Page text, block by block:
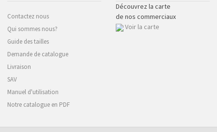
Contactez nous
Qui sommes nous?
Guide des tailles
Demande de catalogue
Livraison
SAV
Manuel d'utilisation
Notre catalogue en PDF
Découvrez la carte
de nos commerciaux
Voir la carte